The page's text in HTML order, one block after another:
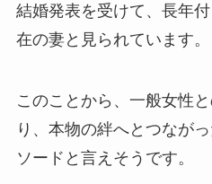
結婚発表を受けて、長年
在の妻と見られています。
このことから、一般女性
り、本物の絆へとつなが
ソードと言えそうです。